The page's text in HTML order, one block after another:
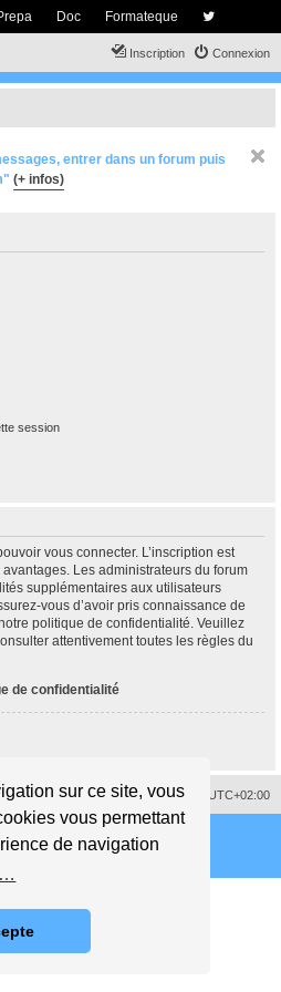
sur ce site, vous
vous permettant
de navigation
Doc Formateque
Connexion
Inscription
entrer dans un forum puis
(+ infos)
session
vous connecter. L’inscription est
Les administrateurs du forum
supplémentaires aux utilisateurs
vous d’avoir pris connaissance de
politique de confidentialité. Veuillez
attentivement toutes les règles du
de confidentialité
Fuseau horaire sur UTC+02:00
les cookies